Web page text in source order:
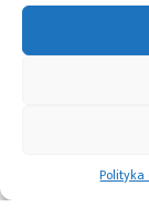
ICEYE dostarczy
i dane do
współpracy